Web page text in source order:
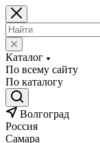
Каталог
По всему сайту
По каталогу
Волгоград
Россия
Самара